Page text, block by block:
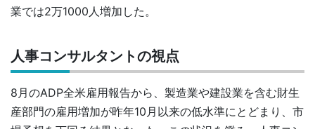
業では2万1000人増加した。
人事コンサルタントの視点
8月のADP全米雇用報告から、製造業や建設業を含む財生
産部門の雇用増加が昨年10月以来の低水準にとどまり、市